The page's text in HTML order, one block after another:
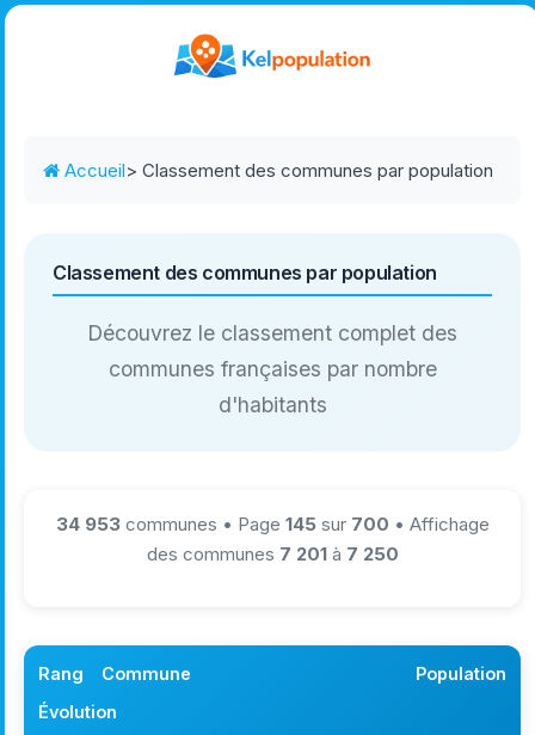
Accueil> Classement des communes par population
Classement des communes par population
Découvrez le classement complet des
communes françaises par nombre
d'habitants
34 953communes • Page 145sur 700 • Affichage
des communes 7 201à 7 250
Rang Commune
Population
Évolution